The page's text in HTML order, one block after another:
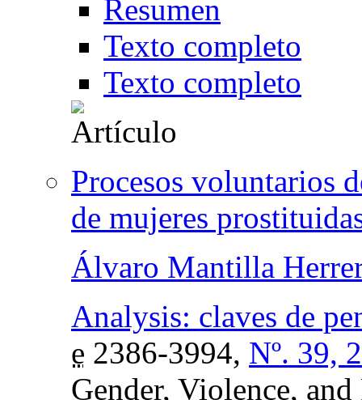
Resumen
Texto completo
Texto completo
Procesos voluntarios
de mujeres
Álvaro Mantilla
Analysis: claves de
e 2386-3994, Nº. 39,
Gender, Violence,